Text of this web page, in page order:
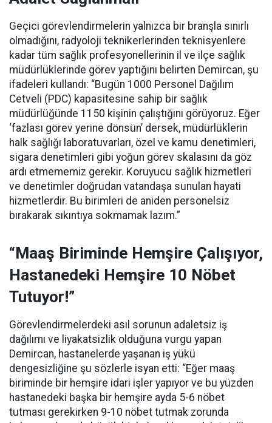
Geçici görevlendirmelerin yalnızca bir branşla sınırlı
olmadığını, radyoloji teknikerlerinden teknisyenlere
kadar tüm sağlık profesyonellerinin il ve ilçe sağlık
müdürlüklerinde görev yaptığını belirten Demircan, şu
ifadeleri kullandı: “Bugün 1000 Personel Dağılım
Cetveli (PDC) kapasitesine sahip bir sağlık
müdürlüğünde 1150 kişinin çalıştığını görüyoruz. Eğer
‘fazlası görev yerine dönsün’ dersek, müdürlüklerin
halk sağlığı laboratuvarları, özel ve kamu denetimleri,
sigara denetimleri gibi yoğun görev skalasını da göz
ardı etmememiz gerekir. Koruyucu sağlık hizmetleri
ve denetimler doğrudan vatandaşa sunulan hayati
hizmetlerdir. Bu birimleri de aniden personelsiz
bırakarak sıkıntıya sokmamak lazım.”
“Maaş Biriminde Hemşire Çalışıyor,
Hastanedeki Hemşire 10 Nöbet
Tutuyor!”
Görevlendirmelerdeki asıl sorunun adaletsiz iş
dağılımı ve liyakatsizlik olduğuna vurgu yapan
Demircan, hastanelerde yaşanan iş yükü
dengesizliğine şu sözlerle isyan etti: “Eğer maaş
biriminde bir hemşire idari işler yapıyor ve bu yüzden
hastanedeki başka bir hemşire ayda 5-6 nöbet
tutması gerekirken 9-10 nöbet tutmak zorunda